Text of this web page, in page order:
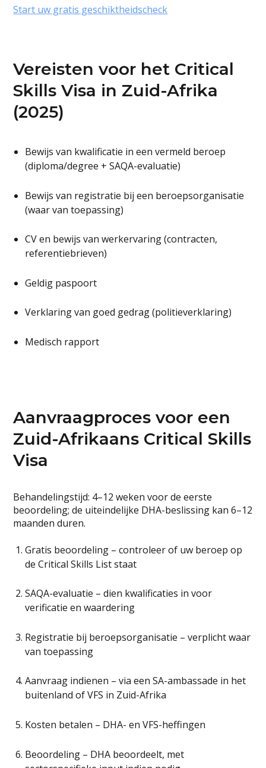
Start uw gratis geschiktheidscheck
Vereisten voor het Critical
Skills Visa in Zuid-Afrika
(2025)
Bewijs van kwalificatie in een vermeld beroep
(diploma/degree + SAQA-evaluatie)
Bewijs van registratie bij een beroepsorganisatie
(waar van toepassing)
CV en bewijs van werkervaring (contracten,
referentiebrieven)
Geldig paspoort
Verklaring van goed gedrag (politieverklaring)
Medisch rapport
Aanvraagproces voor een
Zuid-Afrikaans Critical Skills
Visa
Behandelingstijd: 4–12 weken voor de eerste
beoordeling; de uiteindelijke DHA-beslissing kan 6–12
maanden duren.
Gratis beoordeling – controleer of uw beroep op
de Critical Skills List staat
SAQA-evaluatie – dien kwalificaties in voor
verificatie en waardering
Registratie bij beroepsorganisatie – verplicht waar
van toepassing
Aanvraag indienen – via een SA-ambassade in het
buitenland of VFS in Zuid-Afrika
Kosten betalen – DHA- en VFS-heffingen
Beoordeling – DHA beoordeelt, met